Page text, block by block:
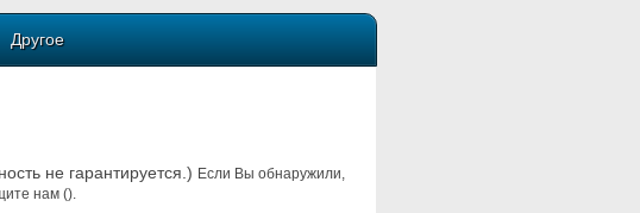
Другое
не гарантируется.) Если Вы обнаружили,
нам ().